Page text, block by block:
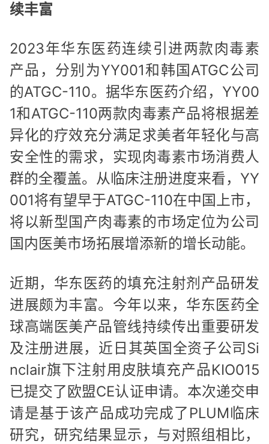
续丰富
2023年华东医药连续引进两款肉毒素
产品，分别为YY001和韩国ATGC公司
的ATGC-110。据华东医药介绍，YY00
1和ATGC-110两款肉毒素产品将根据差
异化的疗效充分满足求美者年轻化与高
安全性的需求，实现肉毒素市场消费人
群的全覆盖。从临床注册进度来看，YY
001将有望早于ATGC-110在中国上市，
将以新型国产肉毒素的市场定位为公司
国内医美市场拓展增添新的增长动能。
近期，华东医药的填充注射剂产品研发
进展颇为丰富。今年以来，华东医药全
球高端医美产品管线持续传出重要研发
及注册进展，近日其英国全资子公司Si
nclair旗下注射用皮肤填充产品KIO015
已提交了欧盟CE认证申请。本次递交申
请是基于该产品成功完成了PLUM临床
研究，研究结果显示，与对照组相比，